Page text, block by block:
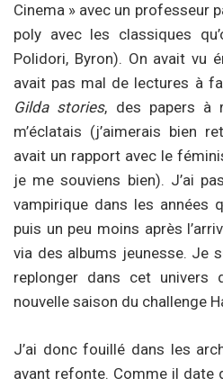
Cinema » avec un professeur
poly avec les classiques
Polidori, Byron). On avait vu
avait pas mal de lectures à
Gilda stories, des papers à
m’éclatais (j’aimerais bien
avait un rapport avec le
je me souviens bien). J’ai
vampirique dans les années
puis un peu moins après
via des albums jeunesse. Je
replonger dans cet
nouvelle saison du challenge
J’ai donc fouillé dans les
avant refonte. Comme il date